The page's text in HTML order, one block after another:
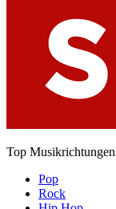
Top Musikrichtungen
Pop
Rock